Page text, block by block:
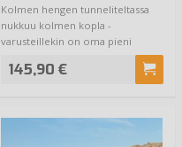
Kolmen hengen tunneliteltassa
nukkuu kolmen kopla -
varusteillekin on oma pieni
145,90 €